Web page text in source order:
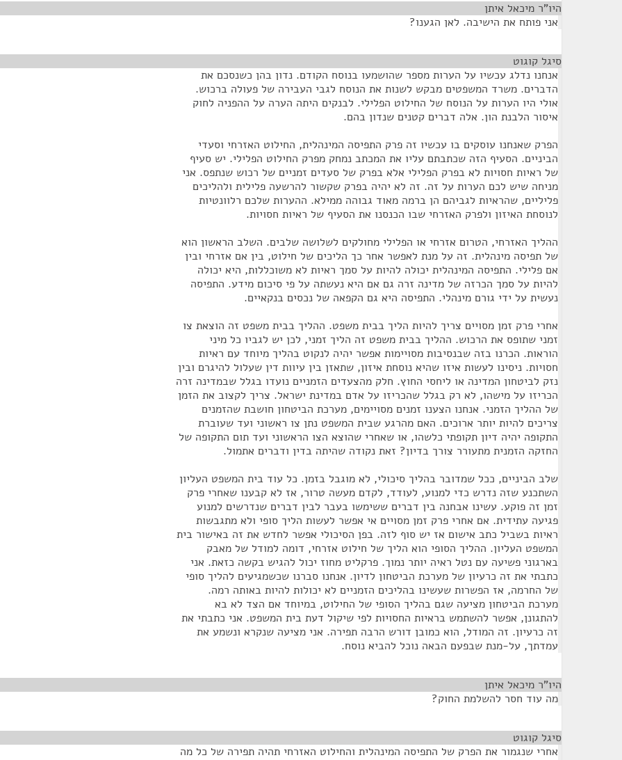
היו"ר מיכאל איתן
אני פותח את הישיבה. לאן הגענו?
סיגל קוגוט
אנחנו נדלג עכשיו על הערות מספר שהושמעו בנוסח הקודם. נדון בהן כשנסכם את
הדברים. משרד המשפטים מבקש לשנות את הנוסח לגבי העבירה של פעולה ברכוש.
אולי היו הערות על הנוסח של החילוט הפלילי. לבנקים היתה הערה על ההפניה לחוק
איסור הלבנת הון. אלה דברים קטנים שנדון בהם.
הפרק שאנחנו עוסקים בו עכשיו זה פרק התפיסה המינהלית, החילוט האזרחי וסעדי
הביניים. הסעיף הזה שכתבתם עליו את המכתב נמחק מפרק החילוט הפלילי. יש סעיף
של ראיות חסויות לא בפרק הפלילי אלא בפרק של סעדים זמניים של רכוש שנתפס. אני
מניחה שיש לכם הערות על זה. זה לא יהיה בפרק שקשור להרשעה פלילית ולהליכים
פליליים, שהראיות לגביהם הן ברמה מאוד גבוהה ממילא. ההערות שלכם רלוונטיות
לנוסחת האיזון ולפרק האזרחי שבו הכנסנו את הסעיף של ראיות חסויות.
ההליך האזרחי, הטרום אזרחי או הפלילי מחולקים לשלושה שלבים. השלב הראשון הוא
של תפיסה מינהלית. זה על מנת לאפשר אחר כך הליכים של חילוט, בין אם אזרחי ובין
אם פלילי. התפיסה המינהלית יכולה להיות על סמך ראיות לא משוכללות, היא יכולה
להיות על סמך הכרזה של מדינה זרה גם אם היא נעשתה על פי סיכום מידע. התפיסה
נעשית על ידי גורם מינהלי. התפיסה היא גם הקפאה של נכסים בנקאיים.
אחרי פרק זמן מסויים צריך להיות הליך בבית משפט. ההליך בבית משפט זה הוצאת צו
זמני שתופס את הרכוש. ההליך בבית משפט זה הליך זמני, לכן יש לגביו כל מיני
הוראות. הכרנו בזה שבנסיבות מסויימות אפשר יהיה לנקוט בהליך מיוחד עם ראיות
חסויות. ניסינו לעשות איזו שהיא נוסחת איזון, שתאזן בין עיוות דין שעלול להיגרם ובין
נזק לביטחון המדינה או ליחסי החוץ. חלק מהצעדים הזמניים נועדו בגלל שבמדינה זרה
הכריזו על מישהו, לא רק בגלל שהכריזו על אדם במדינת ישראל. צריך לקצוב את הזמן
של ההליך הזמני. אנחנו הצענו זמנים מסויימים, מערכת הביטחון חושבת שהזמנים
צריכים להיות יותר ארוכים. האם מהרגע שבית המשפט נתן צו ראשוני ועד שעוברת
התקופה יהיה דיון תקופתי כלשהו, או שאחרי שהוצא הצו הראשוני ועד תום התקופה של
החזקה הזמנית מתעורר צורך בדיון? זאת נקודה שהיתה בדין ודברים אתמול.
שלב הביניים, ככל שמדובר בהליך סיכולי, לא מוגבל בזמן. כל עוד בית המשפט העליון
השתכנע שזה נדרש כדי למנוע, לעודד, לקדם מעשה טרור, אז לא קבענו שאחרי פרק
זמן זה פוקע. עשינו אבחנה בין דברים ששימשו בעבר לבין דברים שנדרשים למנוע
פגיעה עתידית. אם אחרי פרק זמן מסויים אי אפשר לעשות הליך סופי ולא מתגבשות
ראיות בשביל כתב אישום אז יש סוף לזה. בפן הסיכולי אפשר לחדש את זה באישור בית
המשפט העליון. ההליך הסופי הוא הליך של חילוט אזרחי, דומה למודל של מאבק
בארגוני פשיעה עם נטל ראיה יותר נמוך. פרקליט מחוז יכול להגיש בקשה כזאת. אני
כתבתי את זה כרעיון של מערכת הביטחון לדיון. אנחנו סברנו שכשמגיעים להליך סופי
של החרמה, אז הפשרות שעשינו בהליכים הזמניים לא יכולות להיות באותה רמה.
מערכת הביטחון מציעה שגם בהליך הסופי של החילוט, במיוחד אם הצד לא בא
להתגונן, אפשר להשתמש בראיות החסויות לפי שיקול דעת בית המשפט. אני כתבתי את
זה כרעיון. זה המודל, הוא כמובן דורש הרבה תפירה. אני מציעה שנקרא ונשמע את
עמדתך, על-מנת שבפעם הבאה נוכל להביא נוסח.
היו"ר מיכאל איתן
מה עוד חסר להשלמת החוק?
סיגל קוגוט
אחרי שנגמור את הפרק של התפיסה המינהלית והחילוט האזרחי תהיה תפירה של כל מה